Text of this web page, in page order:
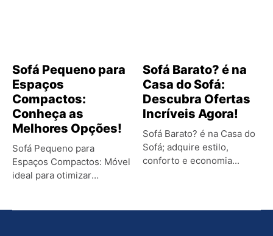
Sofá Pequeno para
Espaços
Compactos:
Conheça as
Melhores Opções!
Sofá Pequeno para
Espaços Compactos: Móvel
ideal para otimizar
Sofá Barato? é na
Casa do Sofá:
Descubra Ofertas
Incríveis Agora!
Sofá Barato? é na Casa do
Sofá; adquire estilo,
conforto e economia...